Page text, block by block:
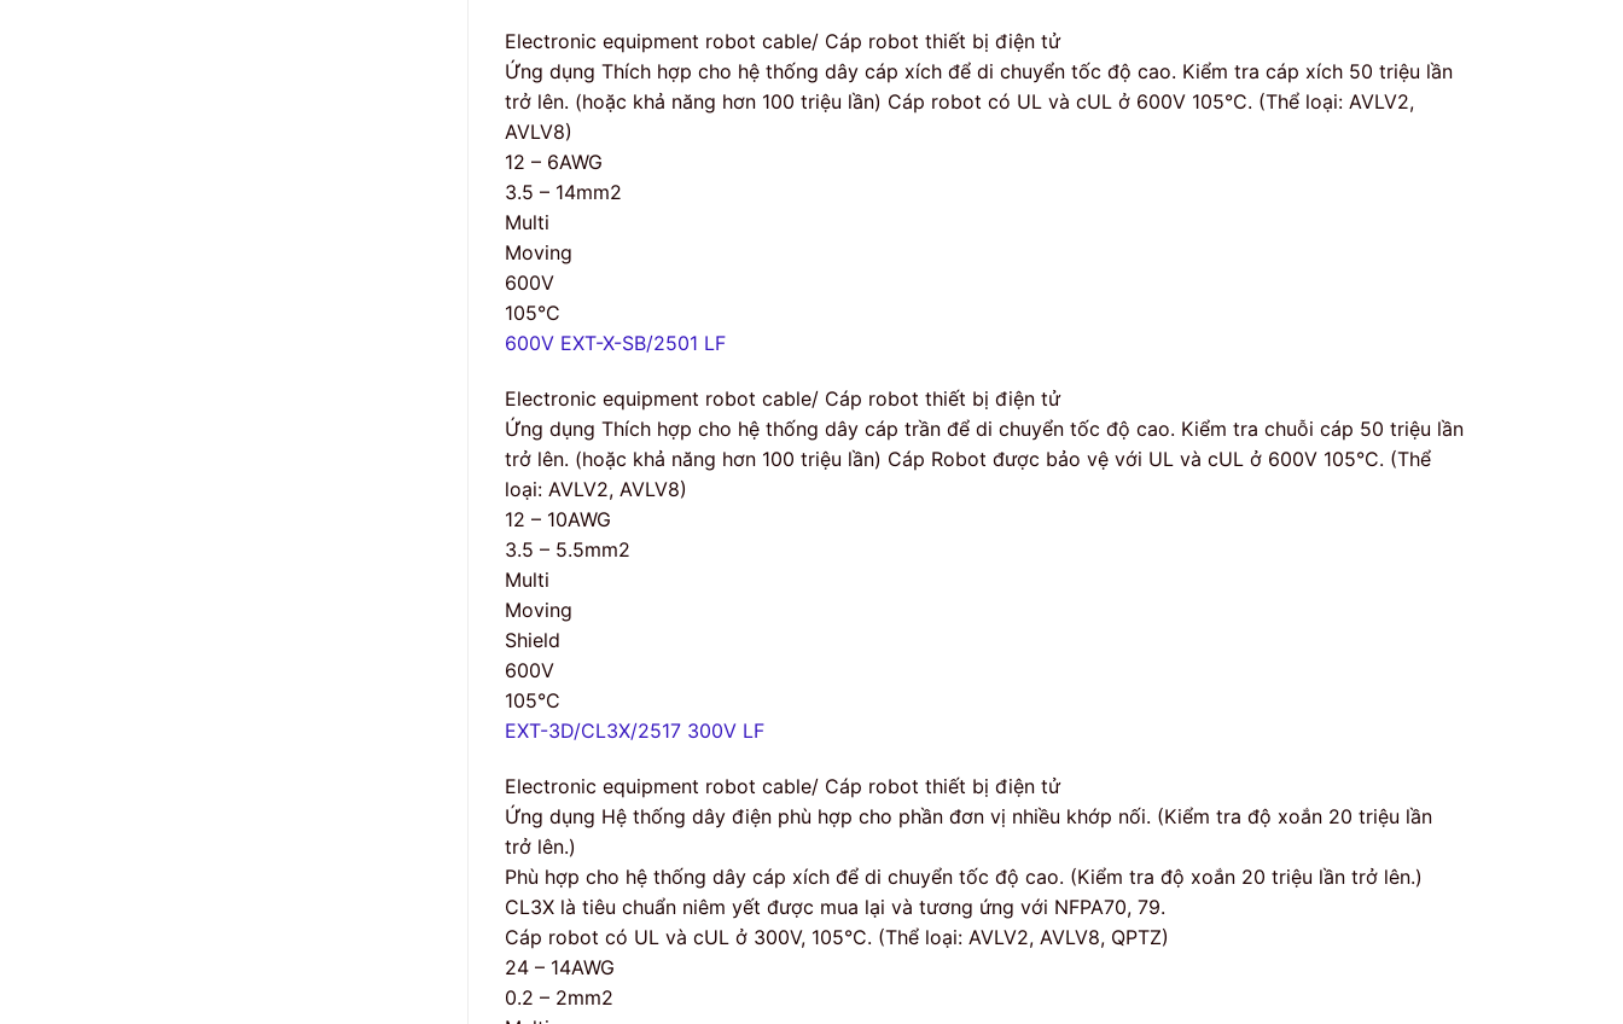
Electronic equipment robot cable/ Cáp robot thiết bị điện tử
Ứng dụng Thích hợp cho hệ thống dây cáp xích để di chuyển tốc độ cao. Kiểm tra cáp xích 50 triệu lần
trở lên. (hoặc khả năng hơn 100 triệu lần) Cáp robot có UL và cUL ở 600V 105°C. (Thể loại: AVLV2,
AVLV8)
12 – 6AWG
3.5 – 14mm2
Multi
Moving
600V
105°C
600V EXT-X-SB/2501 LF
Electronic equipment robot cable/ Cáp robot thiết bị điện tử
Ứng dụng Thích hợp cho hệ thống dây cáp trần để di chuyển tốc độ cao. Kiểm tra chuỗi cáp 50 triệu lần
trở lên. (hoặc khả năng hơn 100 triệu lần) Cáp Robot được bảo vệ với UL và cUL ở 600V 105°C. (Thể
loại: AVLV2, AVLV8)
12 – 10AWG
3.5 – 5.5mm2
Multi
Moving
Shield
600V
105°C
EXT-3D/CL3X/2517 300V LF
Electronic equipment robot cable/ Cáp robot thiết bị điện tử
Ứng dụng Hệ thống dây điện phù hợp cho phần đơn vị nhiều khớp nối. (Kiểm tra độ xoắn 20 triệu lần
trở lên.)
Phù hợp cho hệ thống dây cáp xích để di chuyển tốc độ cao. (Kiểm tra độ xoắn 20 triệu lần trở lên.)
CL3X là tiêu chuẩn niêm yết được mua lại và tương ứng với NFPA70, 79.
Cáp robot có UL và cUL ở 300V, 105°C. (Thể loại: AVLV2, AVLV8, QPTZ)
24 – 14AWG
0.2 – 2mm2